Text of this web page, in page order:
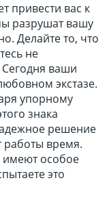
привести вас к
разрушат вашу
Делайте то, что
не
ваши
экстазе.
упорному
знака
решение
работы время.
имеют особое
это